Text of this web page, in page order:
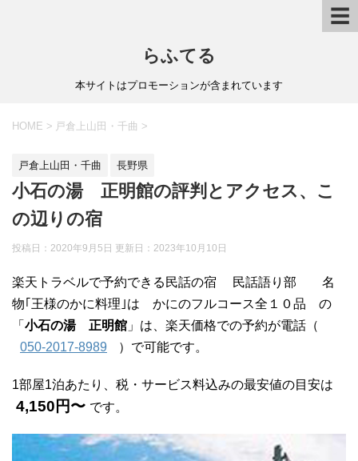
☰
らふてる
本サイトはプロモーションが含まれています
HOME > 戸倉上山田・千曲 >
戸倉上山田・千曲 長野県
小石の湯 正明館の評判とアクセス、こ
の辺りの宿
投稿日：2020年9月5日 更新日： 2023年10月10日
楽天トラベルで予約できる民話の宿 民話語り部 名
物｢王様のかに料理｣は かにのフルコース全１０品 の
「 小石の湯 正明館 」は、楽天価格での予約が電話（
050-2017-8989
）で可能です。
1部屋1泊あたり、税・サービス料込みの最安値の目安は
4,150円〜 です。